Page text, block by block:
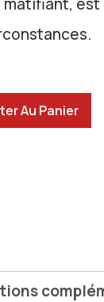
est
Au Panier